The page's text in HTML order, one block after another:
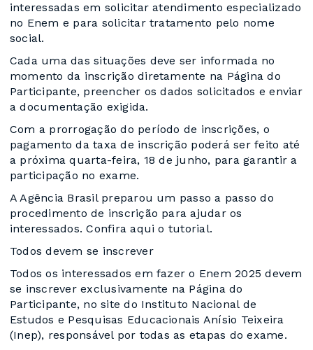
interessadas em solicitar atendimento especializado
no Enem e para solicitar tratamento pelo nome
social.
Cada uma das situações deve ser informada no
momento da inscrição diretamente na Página do
Participante, preencher os dados solicitados e enviar
a documentação exigida.
Com a prorrogação do período de inscrições, o
pagamento da taxa de inscrição poderá ser feito até
a próxima quarta-feira, 18 de junho, para garantir a
participação no exame.
A Agência Brasil preparou um passo a passo do
procedimento de inscrição para ajudar os
interessados. Confira aqui o tutorial.
Todos devem se inscrever
Todos os interessados em fazer o Enem 2025 devem
se inscrever exclusivamente na Página do
Participante, no site do Instituto Nacional de
Estudos e Pesquisas Educacionais Anísio Teixeira
(Inep), responsável por todas as etapas do exame.